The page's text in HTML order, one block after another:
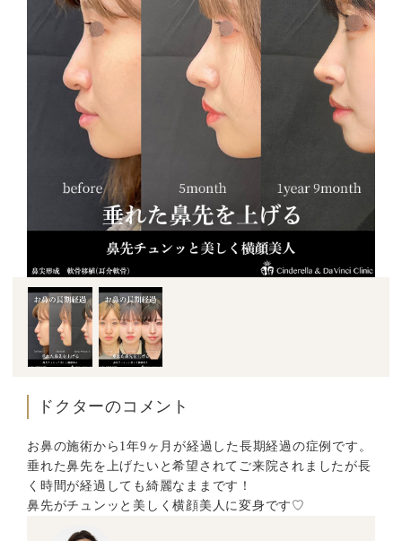
ドクターのコメント
お鼻の施術から1年9ヶ月が経過した長期経過の症例です。
垂れた鼻先を上げたいと希望されてご来院されましたが長
く時間が経過しても綺麗なままです！
鼻先がチュンッと美しく横顔美人に変身です♡